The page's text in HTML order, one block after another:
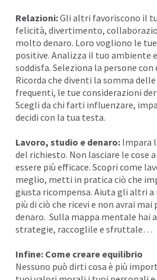
Relazioni:Gli altri favoriscono il
felicità, divertimento,
molto denaro. Loro vogliono le tue
positive. Analizza il tuo ambiente
soddisfa. Seleziona la persone con
Ricorda che diventi la somma
frequenti, le tue considerazioni
Scegli da chi farti influenzare,
decidi con la tua testa.
Lavoro, studio e denaro: Impara
del richiesto. Non lasciare le cose
essere più efficace. Scopri come
meglio, metti in pratica ciò che
giusta ricompensa. Aiuta gli altri
più di ciò che ricevi e non avrai
denaro. Sulla mappa mentale hai
strategie, raccoglile e sfruttale…
Infine: Come creare equilibrio
Nessuno può dirti cosa è più